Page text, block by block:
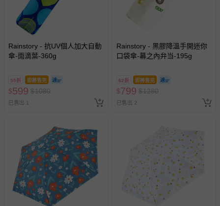
並非試用期，您所退回的商品必須是未經使用的全新狀態，
包含完整包裝、配件、說明文件及贈品等。
瑕疵退換貨所產生的運費，將由媽咪愛負責處理，若非瑕疵
退貨，您可至『查詢訂單』>『已出貨』中查詢該筆訂單，
至媽咪愛 LINE@客服ID: @mamilove我們將依序為您處理
與服務，謝謝。
留商品未達活動門檻，將以原價計算，活動贈品亦需一併退
回。
部分商品依據消費者保護法的規定，不適用七天鑑賞期/猶
豫期範圍：
易於腐敗、保存期限較短或解約時即將逾期（例如生鮮
商品、食品等）。
Rainstory - 抗UV個人加大自動
傘-雨滴葉-360g
55折 即將售完
$599 $1080
已售出 1
Rainstory - 黑膠降溫手開迷你
口袋傘-幕之內弁当-195g
62折 即將售完
$799 $1280
已售出 2